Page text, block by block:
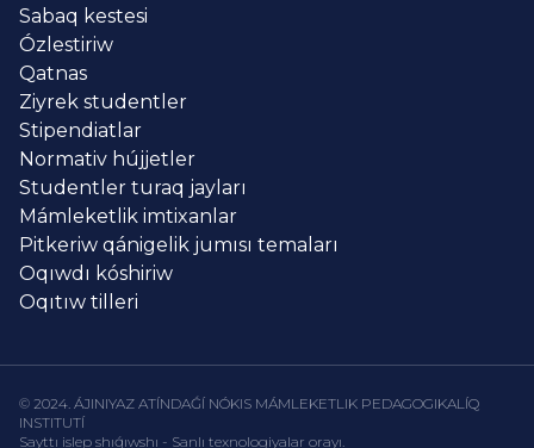
Sabaq kestesi
Ózlestiriw
Qatnas
Ziyrek studentler
Stipendiatlar
Normativ hújjetler
Studentler turaq jayları
Mámleketlik imtixanlar
Pitkeriw qánigelik jumısı temaları
Oqıwdı kóshiriw
Oqıtıw tilleri
© 2024. ÁJINIYAZ ATÍNDAǴÍ NÓKIS MÁMLEKETLIK PEDAGOGIKALÍQ
INSTITUTÍ
Sayttı islep shıǵıwshı - Sanlı texnologiyalar orayı.